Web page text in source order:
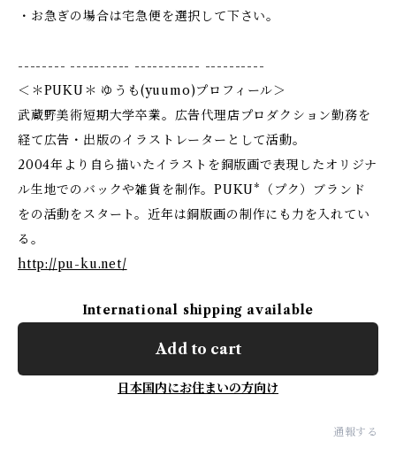
・お急ぎの場合は宅急便を選択して下さい。
-------- ---------- ----------- ----------
＜＊PUKU＊ ゆうも(yuumo)プロフィール＞
武蔵野美術短期大学卒業。広告代理店プロダクション勤務を
経て広告・出版のイラストレーターとして活動。
2004年より自ら描いたイラストを銅版画で表現したオリジナ
ル生地でのバックや雑貨を制作。PUKU*（プク）ブランド
をの活動をスタート。近年は銅版画の制作にも力を入れてい
る。
http://pu-ku.net/
International shipping available
Add to cart
日本国内にお住まいの方向け
通報する